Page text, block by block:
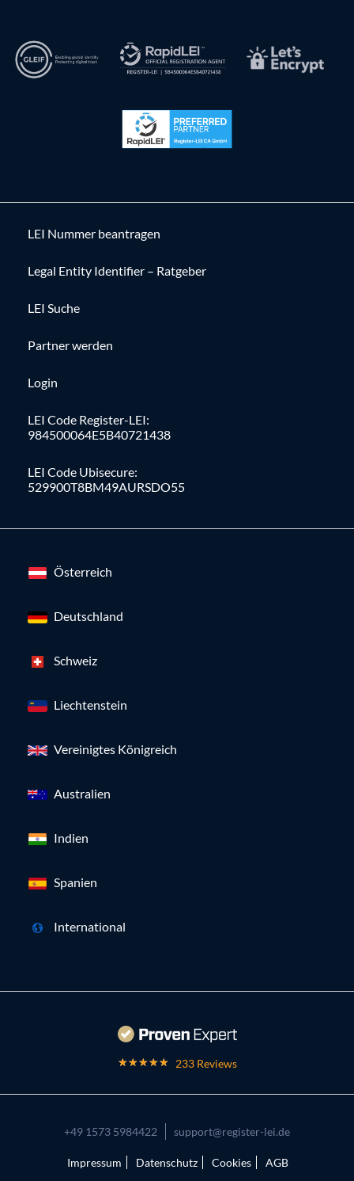
LEI Nummer beantragen
Legal Entity Identifier – Ratgeber
LEI Suche
Partner werden
Login
LEI Code Register-LEI:
984500064E5B40721438
LEI Code Ubisecure:
529900T8BM49AURSDO55
Österreich
Deutschland
Schweiz
Liechtenstein
Vereinigtes Königreich
Australien
Indien
Spanien
International
233 Reviews
+49 1573 5984422 support@register-lei.de
Impressum Datenschutz Cookies AGB